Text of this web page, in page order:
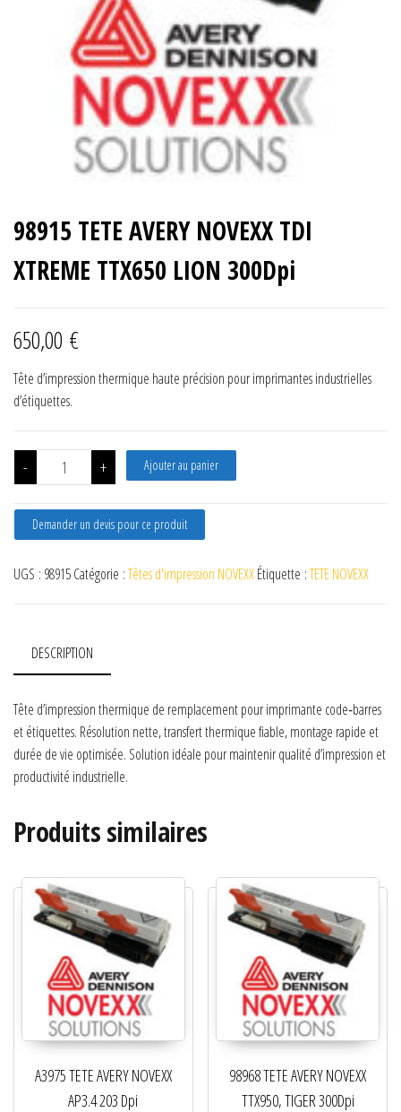
98915 TETE AVERY NOVEXX TDI
XTREME TTX650 LION 300Dpi
650,00 €
Tête d’impression thermique haute précision pour imprimantes industrielles
d’étiquettes.
- quantité de 98915 TETE AVERY NOVEXX TDI XTREME TTX650
+ Ajouter au panier
Demander un devis pour ce produit
UGS : 98915Catégorie :Têtes d'impression NOVEXXÉtiquette :TETE NOVEXX
DESCRIPTION
Tête d’impression thermique de remplacement pour imprimante code‑barres
et étiquettes. Résolution nette, transfert thermique fiable, montage rapide et
durée de vie optimisée. Solution idéale pour maintenir qualité d’impression et
productivité industrielle.
Produits similaires
A3975 TETE AVERY NOVEXX
AP3.4 203 Dpi
98968 TETE AVERY NOVEXX
TTX950, TIGER 300Dpi